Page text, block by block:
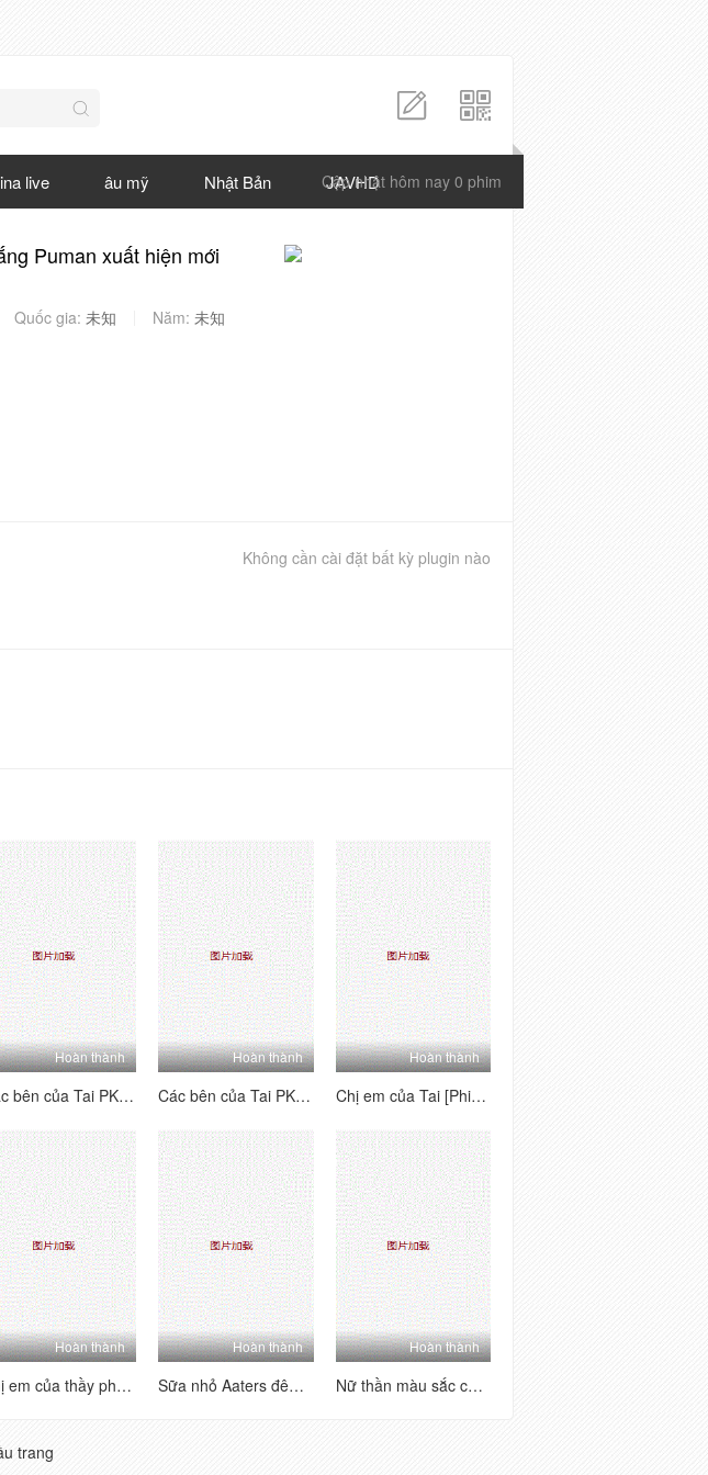
Cập nhật hôm nay 0 phim
live âu mỹ Nhật Bản JAVHD
Puman xuất hiện mới
Quốc gia: 未知 Năm: 未知
Không cần cài đặt bất kỳ plugin nào
Hoàn thành
Các bên của Tai PK House's Tai's Sides [2] Vui vẻ và hai mặt ~ Kiểm tra trang web để xem mỗi người chơi B-Showers của B-Players ~ Lolita hét lên, đam mê và hung dữ!
Hoàn thành
Các bên của Tai PK House's Tai's Sides [1] Vui vẻ và hai mặt ~ Kiểm tra trang nơi bạn có thể thấy từng người chơi chữ B của người chơi la hét, đam mê và hung dữ!
Hoàn thành
Chị em của Tai [Phiên bản quyến rũ nhảy khỏa thân] Một tình yêu dâm dục siêu nhiều người, một cái nhìn siêu đa dạng với mức độ khó khăn cao
Hoàn thành
Chị em của thầy phù thủy thể hiện sự say mê của họ, họ thu hút rất nhiều tiếng cười, và tất cả những cơn đau nhói phát nổ, và giọng nói dâm dục luôn không ngừng
Hoàn thành
Sữa nhỏ Aaters đêm Lulu Crown Phần phúc lợi (4)
Hoàn thành
Nữ thần màu sắc của ngành một màu trắng Puman xuất hiện mới nhất Wechat Welfare 11 bộ sưu tập (7)
trang